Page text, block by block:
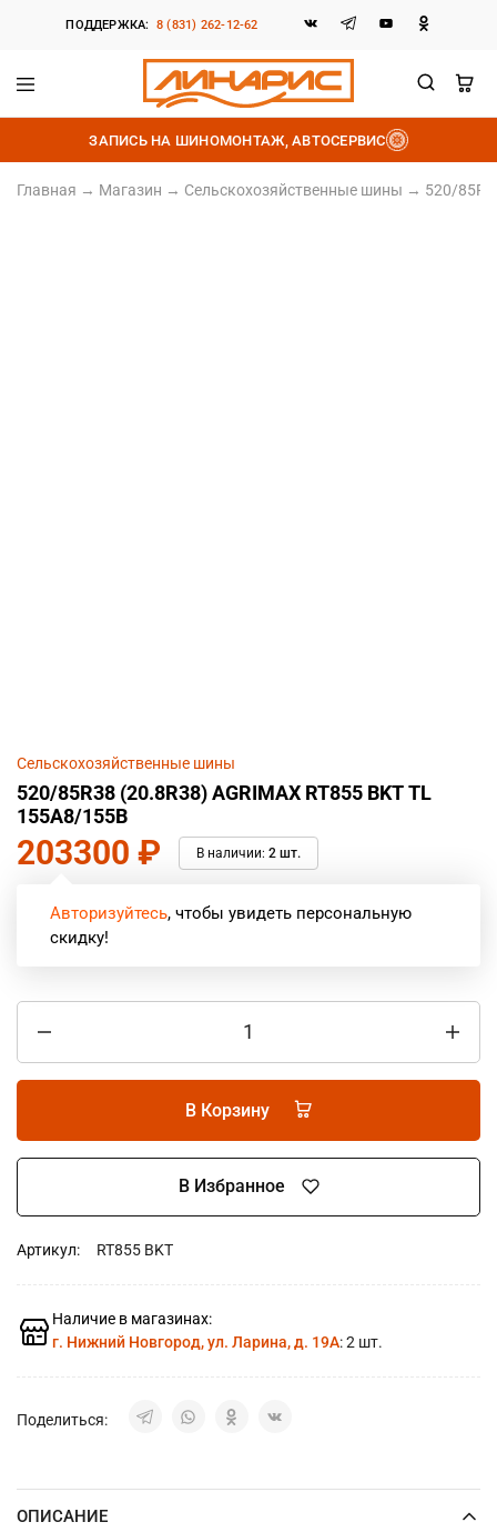
ПОДДЕРЖКА: 8 (831) 262-12-62
Линарис
Продажа
шин,
дисков
и
аккумуляторов
ЗАПИСЬ НА ШИНОМОНТАЖ, АВТОСЕРВИС
Главная → Магазин → Сельскохозяйственные шины → 520/
Сельскохозяйственные шины
520/85R38 (20.8R38) AGRIMAX RT855 BKT TL
155A8/155B
203300 ₽ В наличии: 2 шт.
Авторизуйтесь, чтобы увидеть персональную
скидку!
В Корзину
В Избранное
Артикул: RT855 BKT
Наличие в магазинах:
г. Нижний Новгород, ул. Ларина, д. 19А: 2 шт.
Поделиться:
ОПИСАНИЕ